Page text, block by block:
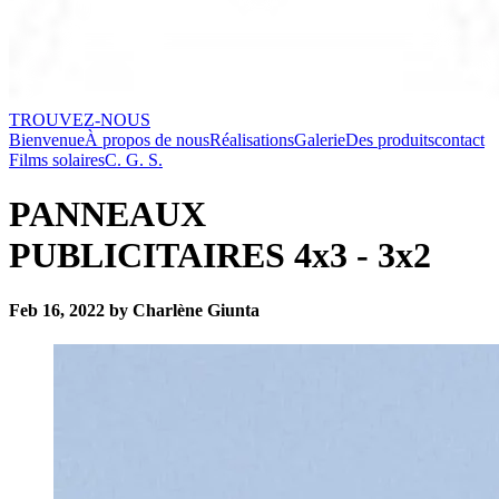
TROUVEZ-NOUS
BienvenueÀ propos de nousRéalisationsGalerieDes produitscontact
Films solairesC. G. S.
PANNEAUX
PUBLICITAIRES 4x3 - 3x2
Feb 16, 2022 by Charlène Giunta